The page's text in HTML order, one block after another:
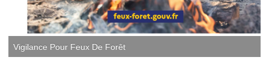
Vigilance Pour Feux De Forêt